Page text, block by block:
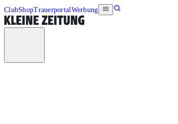
ClubShopTrauerportalWerbung